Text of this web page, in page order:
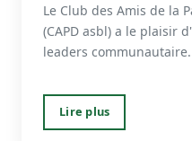
Le Club des Amis de la
(CAPD asbl) a le plaisir
leaders
Lire plus